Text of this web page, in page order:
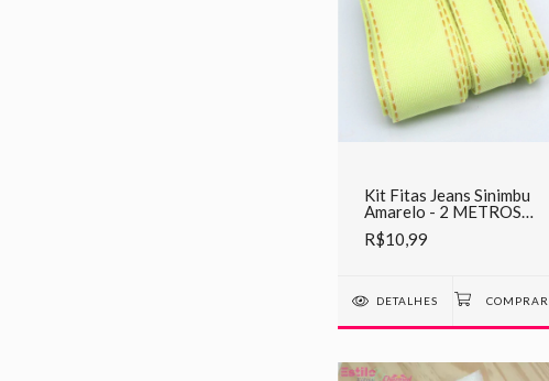
Kit Fitas Jeans Sinimbu
Amarelo - 2 METROS
CADA
R$10,99
DETALHES